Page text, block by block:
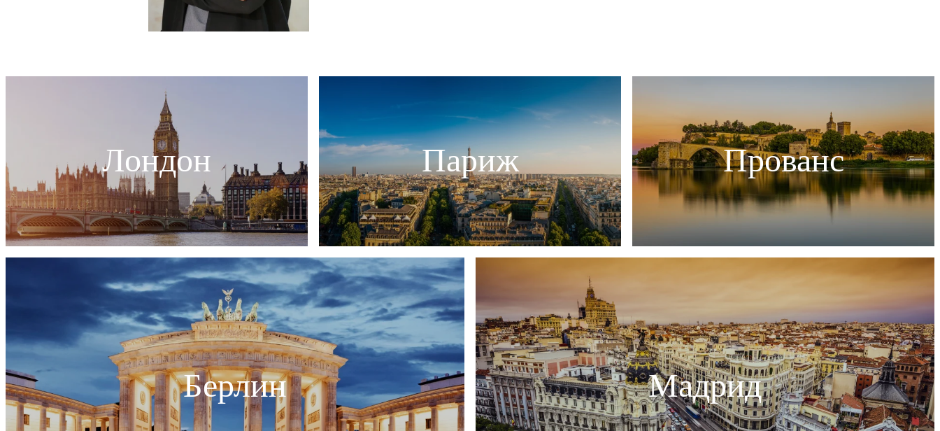
Лондон Париж Прованс
Берлин Мадрид